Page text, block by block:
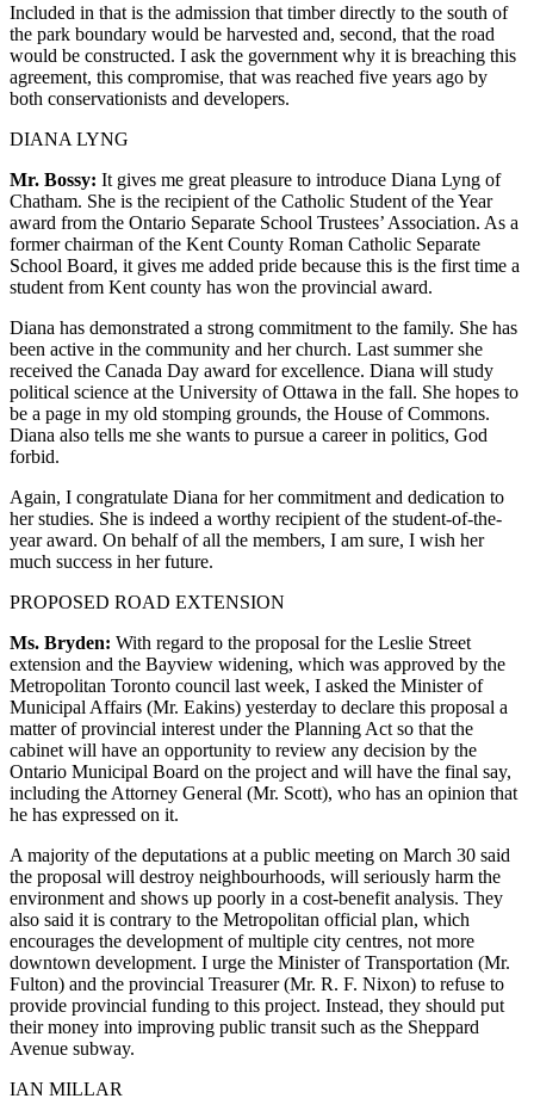
Included in that is the admission that timber directly to the south of
the park boundary would be harvested and, second, that the road
would be constructed. I ask the government why it is breaching this
agreement, this compromise, that was reached five years ago by
both conservationists and developers.
DIANA LYNG
Mr. Bossy: It gives me great pleasure to introduce Diana Lyng of
Chatham. She is the recipient of the Catholic Student of the Year
award from the Ontario Separate School Trustees’ Association. As a
former chairman of the Kent County Roman Catholic Separate
School Board, it gives me added pride because this is the first time a
student from Kent county has won the provincial award.
Diana has demonstrated a strong commitment to the family. She has
been active in the community and her church. Last summer she
received the Canada Day award for excellence. Diana will study
political science at the University of Ottawa in the fall. She hopes to
be a page in my old stomping grounds, the House of Commons.
Diana also tells me she wants to pursue a career in politics, God
forbid.
Again, I congratulate Diana for her commitment and dedication to
her studies. She is indeed a worthy recipient of the student-of-the-
year award. On behalf of all the members, I am sure, I wish her
much success in her future.
PROPOSED ROAD EXTENSION
Ms. Bryden: With regard to the proposal for the Leslie Street
extension and the Bayview widening, which was approved by the
Metropolitan Toronto council last week, I asked the Minister of
Municipal Affairs (Mr. Eakins) yesterday to declare this proposal a
matter of provincial interest under the Planning Act so that the
cabinet will have an opportunity to review any decision by the
Ontario Municipal Board on the project and will have the final say,
including the Attorney General (Mr. Scott), who has an opinion that
he has expressed on it.
A majority of the deputations at a public meeting on March 30 said
the proposal will destroy neighbourhoods, will seriously harm the
environment and shows up poorly in a cost-benefit analysis. They
also said it is contrary to the Metropolitan official plan, which
encourages the development of multiple city centres, not more
downtown development. I urge the Minister of Transportation (Mr.
Fulton) and the provincial Treasurer (Mr. R. F. Nixon) to refuse to
provide provincial funding to this project. Instead, they should put
their money into improving public transit such as the Sheppard
Avenue subway.
IAN MILLAR